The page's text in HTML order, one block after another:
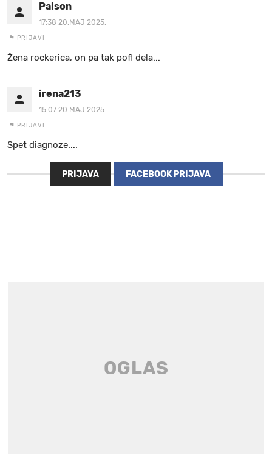
Palson
17:38 20.MAJ 2025.
PRIJAVI
Žena rockerica, on pa tak pofl dela...
irena213
15:07 20.MAJ 2025.
PRIJAVI
Spet diagnoze....
PRIJAVA FACEBOOK PRIJAVA